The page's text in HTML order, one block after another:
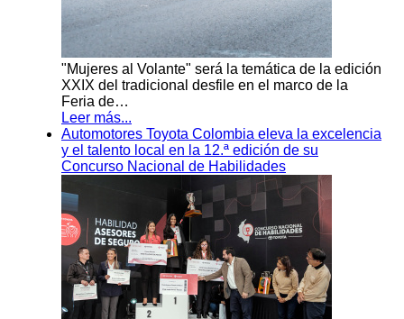
"Mujeres al Volante" será la temática de la edición
XXIX del tradicional desfile en el marco de la
Feria de…
Leer más...
Automotores Toyota Colombia eleva la excelencia
y el talento local en la 12.ª edición de su
Concurso Nacional de Habilidades